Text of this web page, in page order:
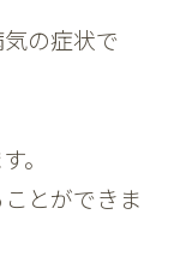
の症状で
。
とができま